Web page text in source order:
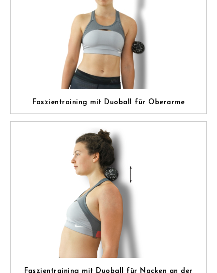
Faszientraining mit Duoball für Oberarme
Faszientraining mit Duoball für Nacken an der